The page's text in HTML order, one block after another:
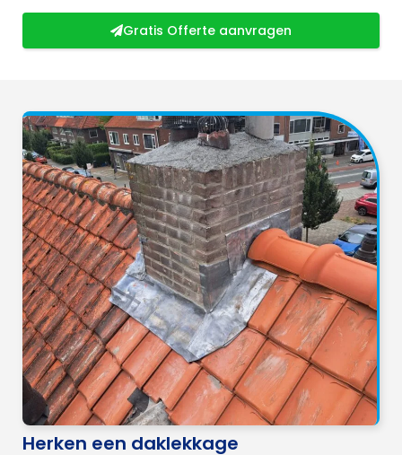
Gratis Offerte aanvragen
Herken een daklekkage